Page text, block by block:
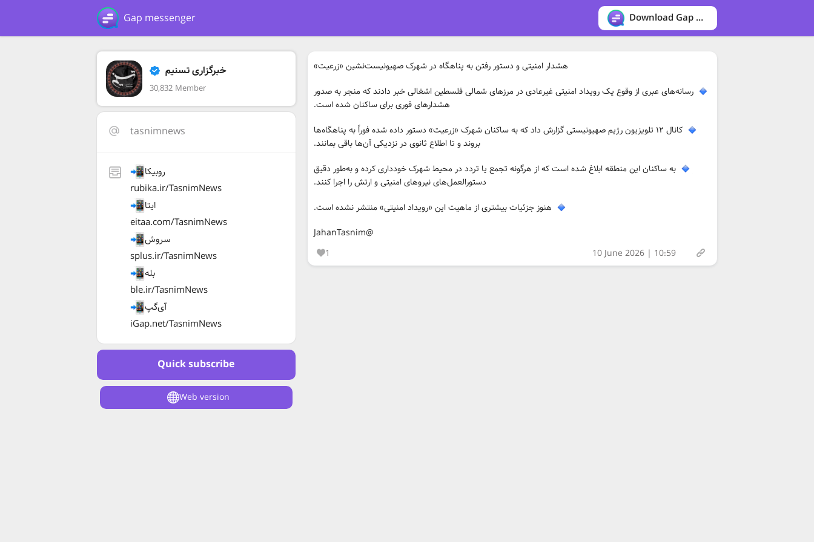
Gap messenger Download Gap messenger
خبرگزاری تسنیم
30,832 Member
tasnimnews
روبیکا
rubika.ir/TasnimNews
ایتا
eitaa.com/TasnimNews
سروش
splus.ir/TasnimNews
بله
ble.ir/TasnimNews
آی‌گپ
iGap.net/TasnimNews
Quick subscribe
Web version
هشدار امنیتی و دستور رفتن به پناهگاه در شهرک صهیونیست‌نشین «زرعیت»
رسانه‌های عبری از وقوع یک رویداد امنیتی غیرعادی در مرزهای شمالی فلسطین اشغالی خبر دادند که منجر به صدور
هشدارهای فوری برای ساکنان شده است.
کانال ۱۲ تلویزیون رژیم صهیونیستی گزارش داد که به ساکنان شهرک «زرعیت» دستور داده شده فوراً به پناهگاه‌ها
بروند و تا اطلاع ثانوی در نزدیکی آن‌ها باقی بمانند.
به ساکنان این منطقه ابلاغ شده است که از هرگونه تجمع یا تردد در محیط شهرک خودداری کرده و به‌طور دقیق
دستورالعمل‌های نیروهای امنیتی و ارتش را اجرا کنند.
هنوز جزئیات بیشتری از ماهیت این «رویداد امنیتی» منتشر نشده است.
@JahanTasnim
1
10 June 2026 | 10:59